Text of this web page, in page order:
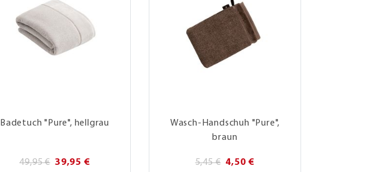
Badetuch "Pure", hellgrau
49,95 € 39,95 €
Wasch-Handschuh "Pure",
braun
5,45 € 4,50 €